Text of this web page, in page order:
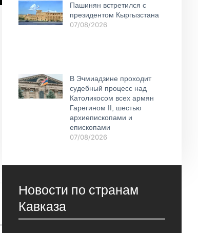
Пашинян встретился с
президентом Кыргызстана
07/08/2026
В Эчмиадзине проходит
судебный процесс над
Католикосом всех армян
Гарегином II, шестью
архиепископами и
епископами
07/08/2026
Новости по странам
Кавказа